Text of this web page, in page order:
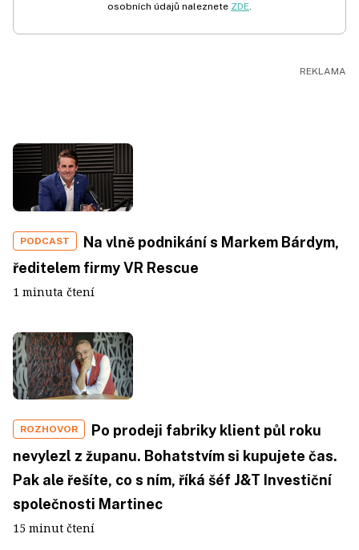
osobních údajů naleznete ZDE.
PODCAST
Na vlně podnikání s Markem Bárdym,
ředitelem firmy VR Rescue
1 minuta čtení
ROZHOVOR
Po prodeji fabriky klient půl roku
nevylezl z županu. Bohatstvím si kupujete čas.
Pak ale řešíte, co s ním, říká šéf J&T Investiční
společnosti Martinec
15 minut čtení